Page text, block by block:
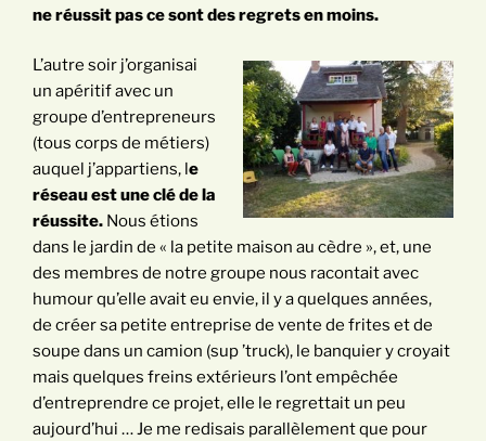
ne réussit pas ce sont des regrets en moins.
L’autre soir j’organisai
un apéritif avec un
groupe d’entrepreneurs
(tous corps de métiers)
auquel j’appartiens, le
réseau est une clé de la
réussite. Nous étions
dans le jardin de « la petite maison au cèdre », et, une
des membres de notre groupe nous racontait avec
humour qu’elle avait eu envie, il y a quelques années,
de créer sa petite entreprise de vente de frites et de
soupe dans un camion (sup ’truck), le banquier y croyait
mais quelques freins extérieurs l’ont empêchée
d’entreprendre ce projet, elle le regrettait un peu
aujourd’hui … Je me redisais parallèlement que pour